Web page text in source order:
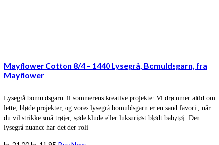
Mayflower Cotton 8/4 – 1440 Lysegrå, Bomuldsgarn, fra
Mayflower
Lysegrå bomuldsgarn til sommerens kreative projekter Vi drømmer altid om
lette, bløde projekter, og vores lysegrå bomuldsgarn er en sand favorit, når
du vil strikke små trøjer, søde klude eller luksuriøst blødt babytøj. Den
lysegrå nuance har det der roli